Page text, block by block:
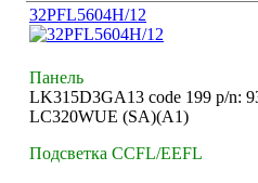
32PFL5604H/12
Панель
LK315D3GA13 code 199 p/n:
LC320WUE (SA)(A1)
Подсветка CCFL/EEFL